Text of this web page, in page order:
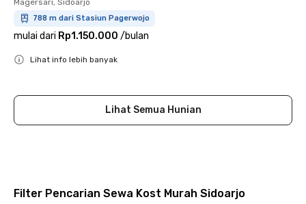
Magersari, Sidoarjo
788 m dari Stasiun Pagerwojo
mulai dari Rp1.150.000 /bulan
Lihat info lebih banyak
Lihat Semua Hunian
Filter Pencarian Sewa Kost Murah Sidoarjo